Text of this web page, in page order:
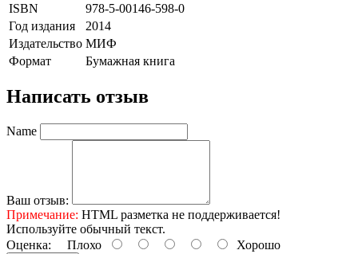
ISBN
978-5-00146-598-0
Год издания
2014
Издательство МИФ
Формат
Бумажная книга
Написать отзыв
Name
Ваш отзыв:
Примечание: HTML разметка не поддерживается!
Используйте обычный текст.
Оценка: Плохо Хорошо